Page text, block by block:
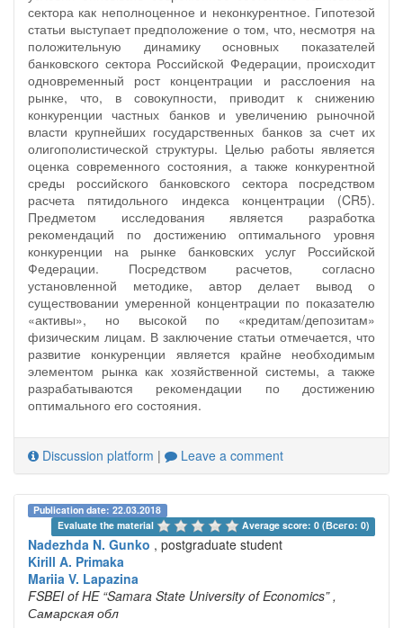
сектора как неполноценное и неконкурентное. Гипотезой
статьи выступает предположение о том, что, несмотря на
положительную динамику основных показателей
банковского сектора Российской Федерации, происходит
одновременный рост концентрации и расслоения на
рынке, что, в совокупности, приводит к снижению
конкуренции частных банков и увеличению рыночной
власти крупнейших государственных банков за счет их
олигополистической структуры. Целью работы является
оценка современного состояния, а также конкурентной
среды российского банковского сектора посредством
расчета пятидольного индекса концентрации (CR5).
Предметом исследования является разработка
рекомендаций по достижению оптимального уровня
конкуренции на рынке банковских услуг Российской
Федерации. Посредством расчетов, согласно
установленной методике, автор делает вывод о
существовании умеренной концентрации по показателю
«активы», но высокой по «кредитам/депозитам»
физическим лицам. В заключение статьи отмечается, что
развитие конкуренции является крайне необходимым
элементом рынка как хозяйственной системы, а также
разрабатываются рекомендации по достижению
оптимального его состояния.
Discussion platform | Leave a comment
Publication date: 22.03.2018
Evaluate the material
Average score: 0 (Всего: 0)
Nadezhda N. Gunko , postgraduate student
Kirill A. Primaka
Mariia V. Lapazina
FSBEI of HE “Samara State University of Economics” ,
Самарская обл